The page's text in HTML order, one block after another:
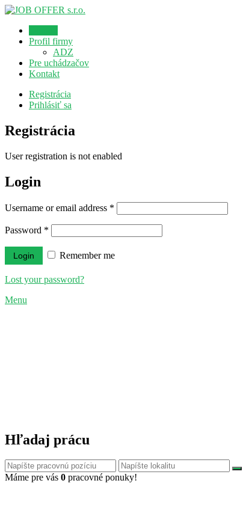
Profil firmy
ADZ
Pre uchádzačov
Kontakt
Registrácia
Prihlásiť sa
Registrácia
User registration is not enabled
Login
Username or email address *
Password *
Remember me
Lost your password?
Menu
Hľadaj prácu
Máme pre vás 0 pracovné ponuky!